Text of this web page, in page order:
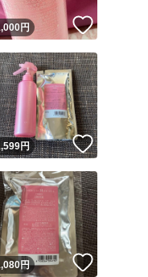
！
円 いいね！
ね！
円 いいね！
ね！
円 いいね！